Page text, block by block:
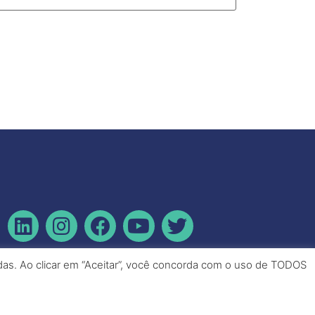
Ao clicar em “Aceitar”, você concorda com o uso de TODOS